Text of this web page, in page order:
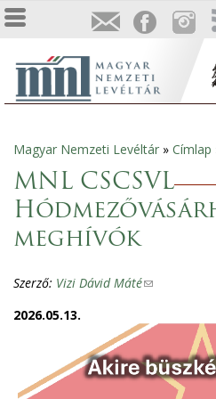
Jelenlegi
hely
Magyar Nemzeti Levéltár » Címlap
MNL CSCSVL
meghívók
Szerző: Vizi Dávid Máté(
i
k
2026.05.13.